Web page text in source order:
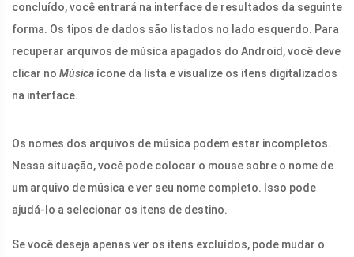
concluído, você entrará na interface de resultados da seguinte
forma. Os tipos de dados são listados no lado esquerdo. Para
recuperar arquivos de música apagados do Android, você deve
clicar no Música ícone da lista e visualize os itens digitalizados
na interface.
Os nomes dos arquivos de música podem estar incompletos.
Nessa situação, você pode colocar o mouse sobre o nome de
um arquivo de música e ver seu nome completo. Isso pode
ajudá-lo a selecionar os itens de destino.
Se você deseja apenas ver os itens excluídos, pode mudar o